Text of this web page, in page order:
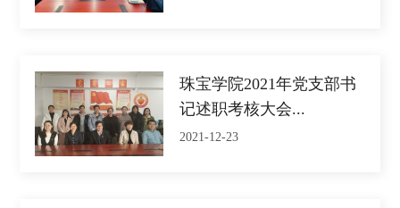
珠宝学院2021年党支部书
记述职考核大会...
2021-12-23